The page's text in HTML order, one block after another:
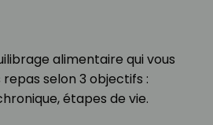
alimentaire qui vous
selon 3 objectifs :
étapes de vie.